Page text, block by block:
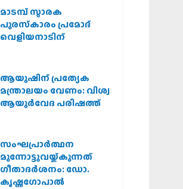
മാടമ്പ് സ്മാരക
പുരസ്‌കാരം പ്രമോദ്
വെളിയനാടിന്
ആയുഷിന് പ്രത്യേക
മന്ത്രാലയം വേണം: വിശ്വ
ആയുര്‍വേദ പരിഷത്ത്
സംഘപ്രാര്‍ത്ഥന
മുന്നോട്ടുവയ്ക്കുന്നത്
ഗീതാദര്‍ശനം: ഡോ.
കൃഷ്ണഗോപാല്‍